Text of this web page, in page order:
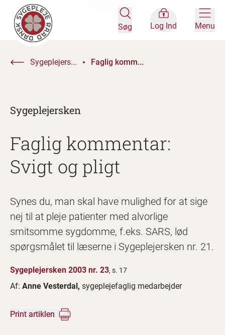
Søg Log Ind Menu
Sygeplejers... Faglig komm...
Sygeplejersken
Faglig kommentar:
Svigt og pligt
Synes du, man skal have mulighed for at sige
nej til at pleje patienter med alvorlige
smitsomme sygdomme, f.eks. SARS, lød
spørgsmålet til læserne i Sygeplejersken nr. 21.
Sygeplejersken 2003 nr. 23, s. 17
Af: Anne Vesterdal, sygeplejefaglig medarbejder
Print artiklen